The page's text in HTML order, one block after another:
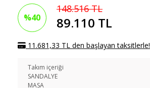
%40
148.516 TL
89.110 TL
11.681,33 TL den başlayan taksitlerle!
Takım içeriği
SANDALYE
MASA